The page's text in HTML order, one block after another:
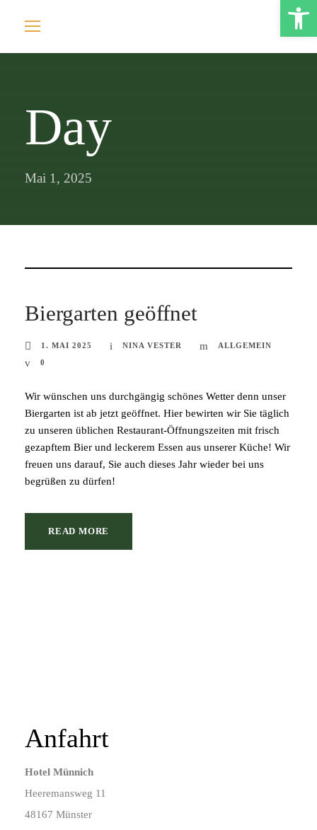
Open toolbar
Day
Mai 1, 2025
Biergarten geöffnet
1. MAI 2025 NINA VESTER
ALLGEMEIN
0
Wir wünschen uns durchgängig schönes Wetter denn unser
Biergarten ist ab jetzt geöffnet. Hier bewirten wir Sie täglich
zu unseren üblichen Restaurant-Öffnungszeiten mit frisch
gezapftem Bier und leckerem Essen aus unserer Küche! Wir
freuen uns darauf, Sie auch dieses Jahr wieder bei uns
begrüßen zu dürfen!
READ MORE
Anfahrt
Hotel Münnich
Heeremansweg 11
48167 Münster